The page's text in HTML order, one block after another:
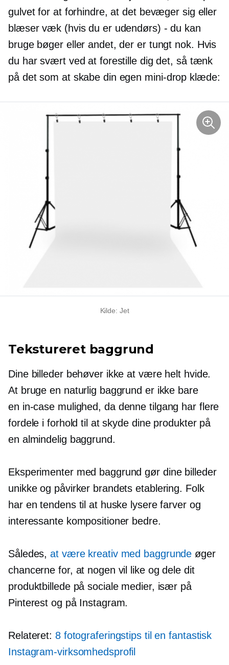
gulvet for at forhindre, at det bevæger sig eller
blæser væk (hvis du er udendørs) - du kan
bruge bøger eller andet, der er tungt nok. Hvis
du har svært ved at forestille dig det, så tænk
på det som at skabe din egen mini-drop klæde:
Kilde: Jet
Tekstureret baggrund
Dine billeder behøver ikke at være helt hvide.
At bruge en naturlig baggrund er ikke bare
en in-case mulighed, da denne tilgang har flere
fordele i forhold til at skyde dine produkter på
en almindelig baggrund.
Eksperimenter med baggrund gør dine billeder
unikke og påvirker brandets etablering. Folk
har en tendens til at huske lysere farver og
interessante kompositioner bedre.
Således,at være kreativ med baggrunde øger
chancerne for, at nogen vil like og dele dit
produktbillede på sociale medier, især på
Pinterest og på Instagram.
Relateret: 8 fotograferingstips til en fantastisk
Instagram-virksomhedsprofil